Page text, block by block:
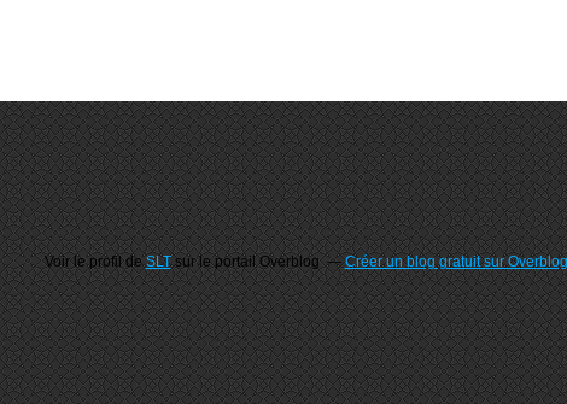
Voir le profil deSLTsur le portail Overblog Créer un blog gratuit sur Overblog